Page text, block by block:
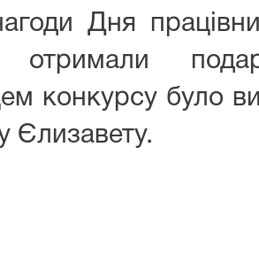
Дня
отримали
конкурсу було
Єлизавету.